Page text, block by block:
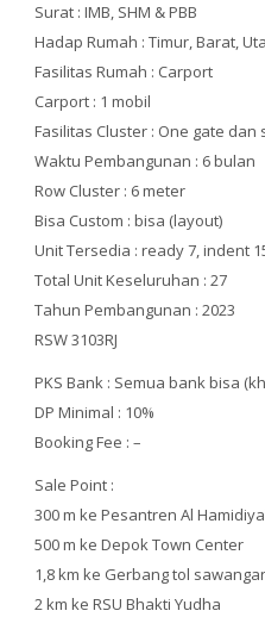
Surat : IMB, SHM & PBB
Hadap Rumah : Timur, Barat,
Fasilitas Rumah : Carport
Carport : 1 mobil
Fasilitas Cluster : One gate dan
Waktu Pembangunan : 6 bulan
Row Cluster : 6 meter
Bisa Custom : bisa (layout)
Unit Tersedia : ready 7, indent
Total Unit Keseluruhan : 27
Tahun Pembangunan : 2023
RSW 3103RJ
PKS Bank : Semua bank bisa
DP Minimal : 10%
Booking Fee : –
Sale Point :
300 m ke Pesantren Al
500 m ke Depok Town Center
1,8 km ke Gerbang tol
2 km ke RSU Bhakti Yudha